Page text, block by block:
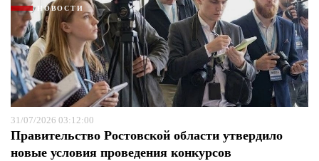
НОВОСТИ
31/07/2026 03:12:00
Правительство Ростовской области утвердило
новые условия проведения конкурсов